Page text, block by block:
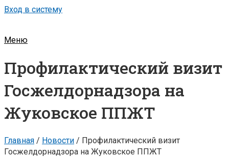
Вход в систему
Меню
Профилактический визит
Госжелдорнадзора на
Жуковское ППЖТ
Главная / Новости / Профилактический визит
Госжелдорнадзора на Жуковское ППЖТ